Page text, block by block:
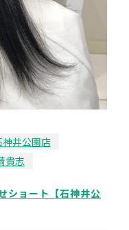
神井公園店
貴志
ショート【石神井公